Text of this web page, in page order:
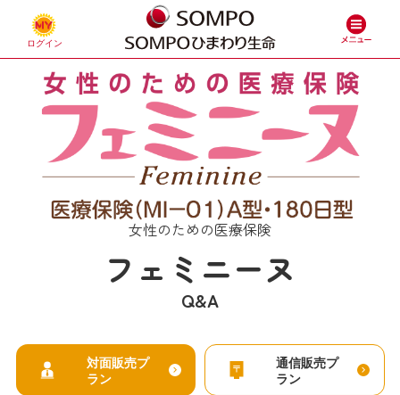
女性のための医療保険
フェミニーヌ
Q&A
対面販売プ
ラン
通信販売プ
ラン